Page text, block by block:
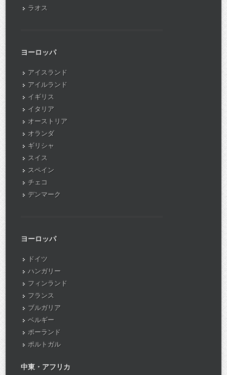
ラオス
ヨーロッパ
アイスランド
アイルランド
イギリス
イタリア
オーストリア
オランダ
ギリシャ
スイス
スペイン
チェコ
デンマーク
ヨーロッパ
ドイツ
ハンガリー
フィンランド
フランス
ブルガリア
ベルギー
ポーランド
ポルトガル
中東・アフリカ